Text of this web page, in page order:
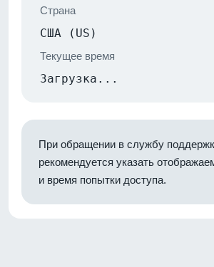
Страна
США (US)
Текущее время
Загрузка...
При обращении в службу
рекомендуется указать
и время попытки доступа.